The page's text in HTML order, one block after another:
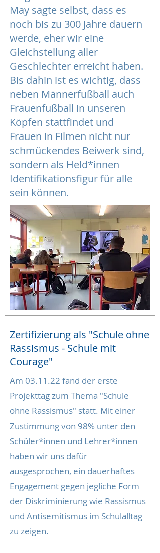
May sagte selbst, dass es
noch bis zu 300 Jahre dauern
werde, eher wir eine
Gleichstellung aller
Geschlechter erreicht haben.
Bis dahin ist es wichtig, dass
neben Männerfußball auch
Frauenfußball in unseren
Köpfen stattfindet und
Frauen in Filmen nicht nur
schmückendes Beiwerk sind,
sondern als Held*innen
Identifikationsfigur für alle
sein können.
Zertifizierung als "Schule ohne
Rassismus - Schule mit
Courage"
Am 03.11.22 fand der erste
Projekttag zum Thema "Schule
ohne Rassismus" statt. Mit einer
Zustimmung von 98% unter den
Schüler*innen und Lehrer*innen
haben wir uns dafür
ausgesprochen, ein dauerhaftes
Engagement gegen jegliche Form
der Diskriminierung wie Rassismus
und Antisemitismus im Schulalltag
zu zeigen.